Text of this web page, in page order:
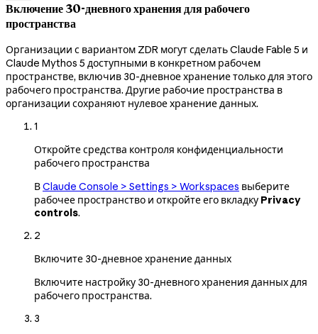
Включение 30-дневного хранения для рабочего
пространства
Организации с вариантом ZDR могут сделать Claude Fable 5 и
Claude Mythos 5 доступными в конкретном рабочем
пространстве, включив 30-дневное хранение только для этого
рабочего пространства. Другие рабочие пространства в
организации сохраняют нулевое хранение данных.
1
Откройте средства контроля конфиденциальности
рабочего пространства
ВClaude Console > Settings > Workspaces выберите
рабочее пространство и откройте его вкладку Privacy
controls.
2
Включите 30-дневное хранение данных
Включите настройку 30-дневного хранения данных для
рабочего пространства.
3